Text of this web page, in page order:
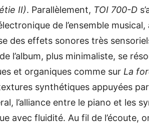
II). Parallèlement, TOI 700-D
de l’ensemble musical,
des effets sonores très
l’album, plus minimaliste, se
et organiques comme sur La
synthétiques appuyées
l’alliance entre le piano et les
avec fluidité. Au fil de l’écoute,